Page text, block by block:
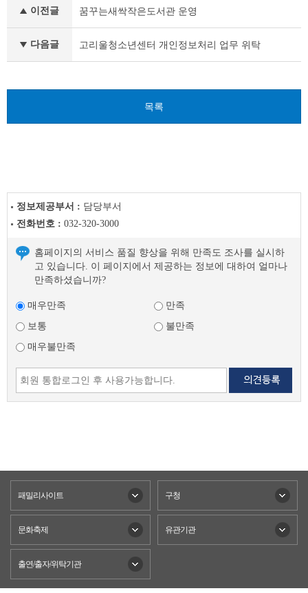
정
탁
음
글
이전글 꿈꾸는새싹작은도서관 운영
다음글 고리울청소년센터 개인정보처리 업무 위탁
목록
정보제공부서 : 담당부서
전화번호 : 032-320-3000
홈페이지의 서비스 품질 향상을 위해 만족도 조사를 실시하
고 있습니다. 이 페이지에서 제공하는 정보에 대하여 얼마나
만족하셨습니까?
매우만족
만족
보통
불만족
매우불만족
패밀리사이트 구청
문화축제 유관기관
출연/출자/위탁기관